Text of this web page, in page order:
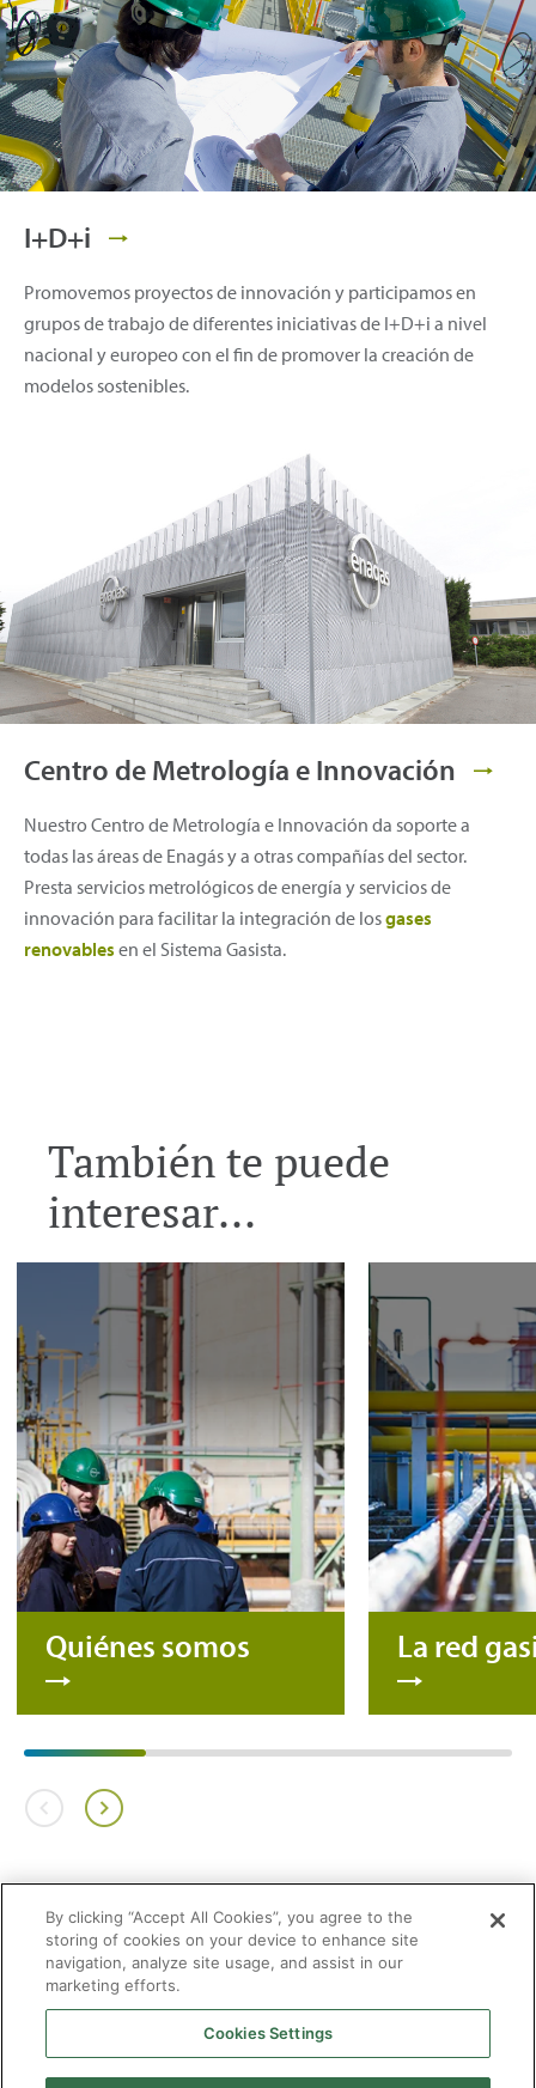
I+D+i
Promovemos proyectos de innovación y participamos en
grupos de trabajo de diferentes iniciativas de I+D+i a nivel
nacional y europeo con el fin de promover la creación de
modelos sostenibles.
Centro de Metrología e Innovación
Nuestro Centro de Metrología e Innovación da soporte a
todas las áreas de Enagás y a otras compañías del sector.
Presta servicios metrológicos de energía y servicios de
innovación para facilitar la integración de losgases
renovables en el Sistema Gasista.
También te puede
interesar...
Quiénes somos La red
By clicking “Accept All Cookies”, you agree to the
storing of cookies on your device to enhance site
navigation, analyze site usage, and assist in our
marketing efforts.
Cookies Settings